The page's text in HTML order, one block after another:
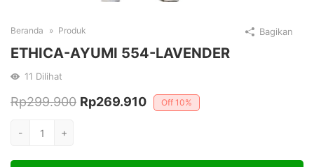
Beranda Produk
ETHICA-AYUMI 554-LAVENDER
11 Dilihat
Rp299.900 Harga
Rp269.910Harga
Off 10%
-
AYUMI
+
Bagikan